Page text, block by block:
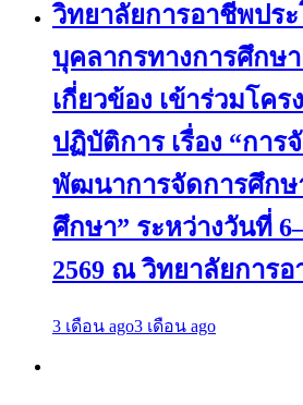
วิทยาลัยการอาชีพปร
บุคลากรทางการศึกษ
เกี่ยวข้อง เข้าร่วมโคร
ปฏิบัติการ เรื่อง “การ
พัฒนาการจัดการศึกษ
ศึกษา” ระหว่างวันที่
2569 ณ วิทยาลัยการ
3 เดือน ago3 เดือน ago